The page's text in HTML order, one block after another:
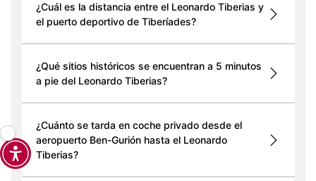
¿Cuál es la distancia entre el Leonardo Tiberias y
el puerto deportivo de Tiberíades?
¿Qué sitios históricos se encuentran a 5 minutos
a pie del Leonardo Tiberias?
¿Cuánto se tarda en coche privado desde el
aeropuerto Ben-Gurión hasta el Leonardo
Tiberias?